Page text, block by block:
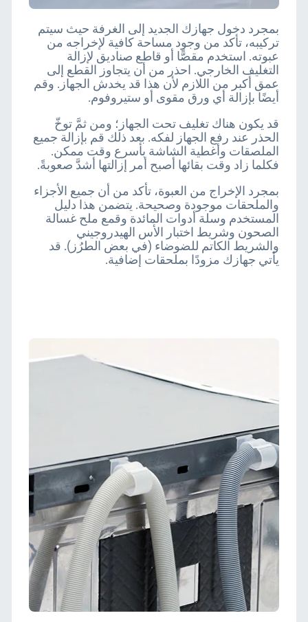
بمجرد دخول جهازك الجديد إلى الغرفة حيث سيتم
تركيبه، تأكد من وجود مساحة كافية لإخراجه من
عبوته. استخدم مقصًّا أو قاطع صناديق لإزالة
التغليف الخارجي. احذر من أن يتجاوز القطع إلى
عمق أكبر من اللازم لأن هذا قد يخدش الجهاز. وقم
أيضًا بإزالة أي ورق مقوى أو ستيروفوم.
قد يكون هناك تغليف تحت الجهاز؛ ومن ثمَّ توخّ
الحذر عند رفع الجهاز لفكه. بعد ذلك قم بإزالة جميع
الملصقات وأغطية الشاشة بأسرع وقت ممكن.
فكلما زاد وقت بقائها أصبح أمر إزالتها أشدَّ صعوبةً.
بمجرد الإخراج من العبوة، تأكد من أن جميع الأجزاء
والملحقات موجودة وصحيحة. يتضمن هذا دليل
المستخدم وسلة أدوات المائدة وقمع ملح غسالة
الصحون وشريط اختبار الأس الهيدروجيني
والشريط الكاتم للضوضاء (في بعض الطرُز). قد
يأتي جهازك مزودًا بملحقات إضافية.